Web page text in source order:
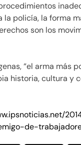
la policía, la forma
son los
“el arma más
historia, cultura y
de-